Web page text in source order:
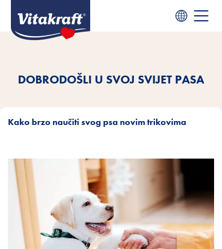
DOBRODOŠLI U SVOJ SVIJET PASA
Kako brzo naučiti svog psa novim trikovima